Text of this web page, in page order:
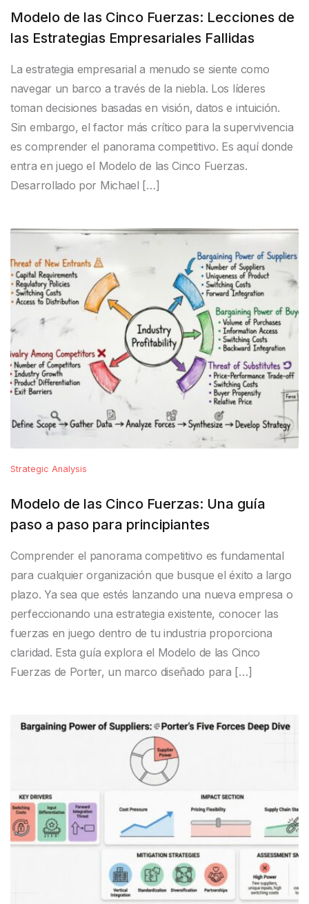
Modelo de las Cinco Fuerzas: Lecciones de
las Estrategias Empresariales Fallidas
La estrategia empresarial a menudo se siente como
navegar un barco a través de la niebla. Los líderes
toman decisiones basadas en visión, datos e intuición.
Sin embargo, el factor más crítico para la supervivencia
es comprender el panorama competitivo. Es aquí donde
entra en juego el Modelo de las Cinco Fuerzas.
Desarrollado por Michael […]
Strategic Analysis
Modelo de las Cinco Fuerzas: Una guía
paso a paso para principiantes
Comprender el panorama competitivo es fundamental
para cualquier organización que busque el éxito a largo
plazo. Ya sea que estés lanzando una nueva empresa o
perfeccionando una estrategia existente, conocer las
fuerzas en juego dentro de tu industria proporciona
claridad. Esta guía explora el Modelo de las Cinco
Fuerzas de Porter, un marco diseñado para […]